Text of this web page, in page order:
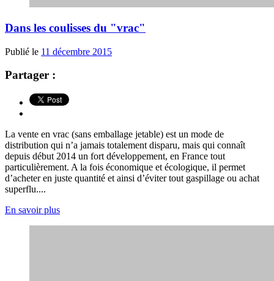
Dans les coulisses du "vrac"
Publié le 11 décembre 2015
Partager :
La vente en vrac (sans emballage jetable) est un mode de
distribution qui n’a jamais totalement disparu, mais qui connaît
depuis début 2014 un fort développement, en France tout
particulièrement. A la fois économique et écologique, il permet
d’acheter en juste quantité et ainsi d’éviter tout gaspillage ou achat
superflu....
En savoir plus